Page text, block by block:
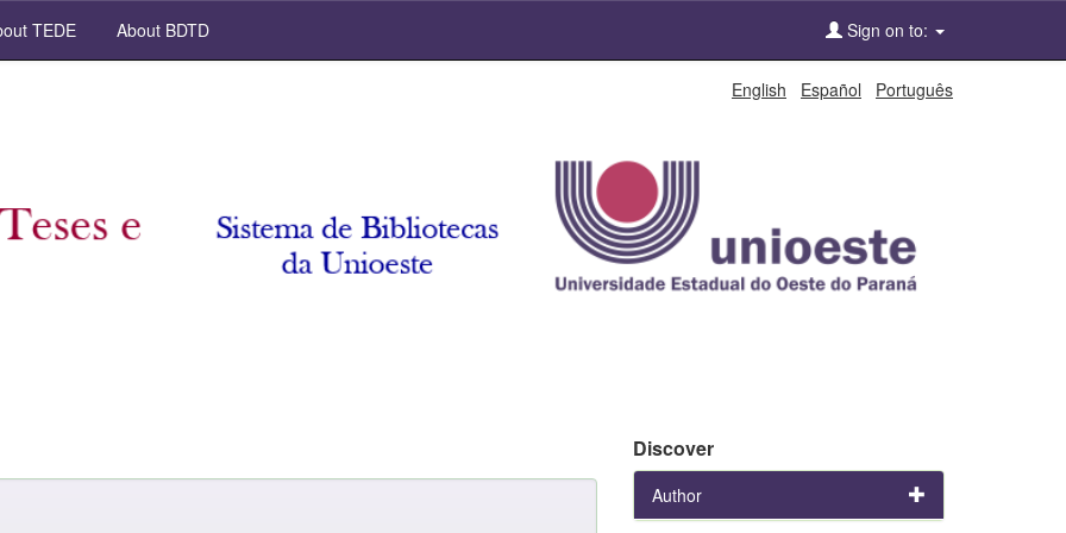
TEDE About BDTD Sign on to:
English Español Português
Discover
Author